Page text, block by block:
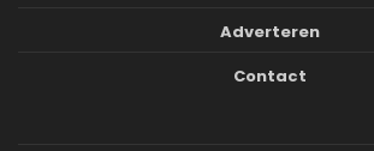
Adverteren
Contact